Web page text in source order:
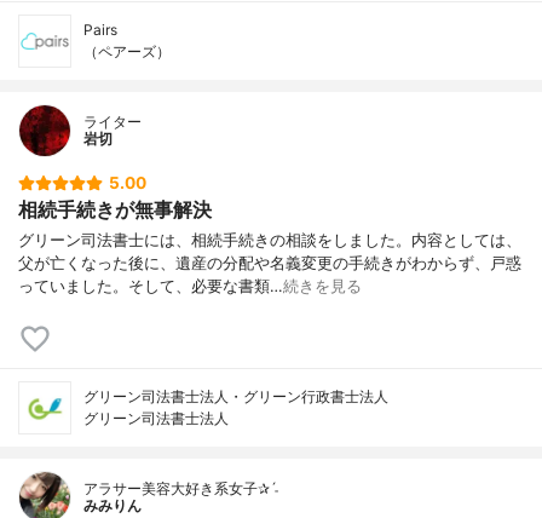
Pairs
（ペアーズ）
ライター
岩切
5.00
相続手続きが無事解決
グリーン司法書士には、相続手続きの相談をしました。内容としては、
父が亡くなった後に、遺産の分配や名義変更の手続きがわからず、戸惑
っていました。そして、必要な書類…続きを見る
グリーン司法書士法人・グリーン行政書士法人
グリーン司法書士法人
アラサー美容大好き系女子✰ˊ˗
みみりん